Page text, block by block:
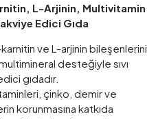
L-Arjinin, Multivitamin
Edici Gıda
ve L-arjinin bileşenlerini
desteğiyle sıvı
gıdadır.
çinko, demir ve
korunmasına katkıda